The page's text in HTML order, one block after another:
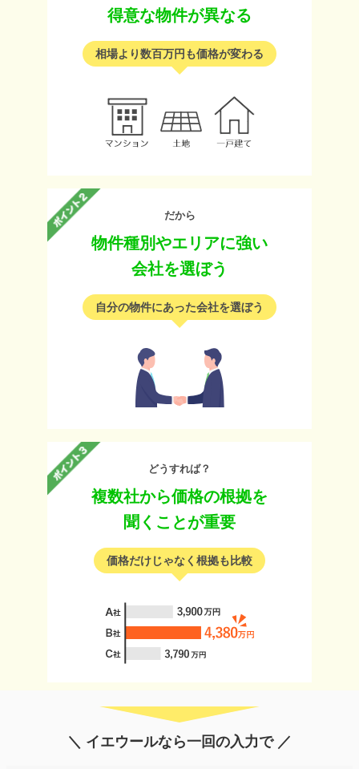
得意な物件が異なる
相場より数百万円も価格が変わる
だから
物件種別やエリアに強い
会社を選ぼう
自分の物件にあった会社を選ぼう
どうすれば？
複数社から価格の根拠を
聞くことが重要
価格だけじゃなく根拠も比較
＼ イエウールなら一回の入力で ／